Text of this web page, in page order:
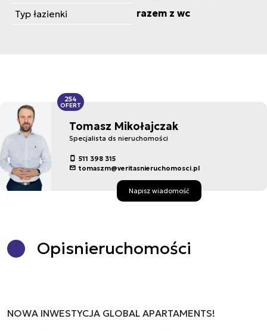
Typ łazienki
razem z wc
Tomasz Mikołajczak
Specjalista ds nieruchomości
511 398 315
tomaszm@veritasnieruchomosci.pl
Napisz wiadomość
254
OFERT
Opisnieruchomości
NOWA INWESTYCJA GLOBAL APARTAMENTS!